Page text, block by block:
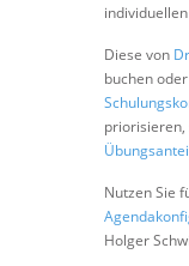
Diese von
buchen
priorisieren,
Nutzen Sie
Holger